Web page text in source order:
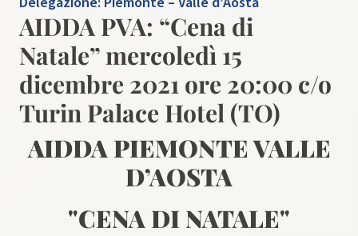
AIDDA PVA: “Cena di
Natale” mercoledì 15
dicembre 2021 ore 20:00 c/o
Turin Palace Hotel (TO)
AIDDA PIEMONTE VALLE
D’AOSTA
"CENA DI NATALE"